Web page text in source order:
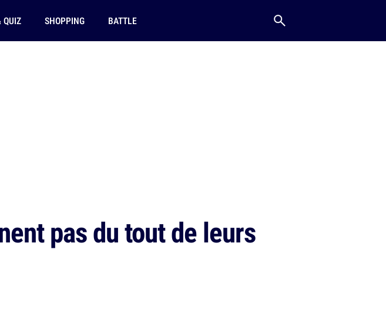
QUIZ SHOPPING BATTLE
pas du tout de leurs